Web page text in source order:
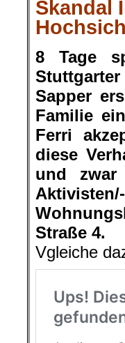
Skandal
8 Tage
Sapper
Familie
Ferri
diese
und zwar
Straße 4.
Vgleiche